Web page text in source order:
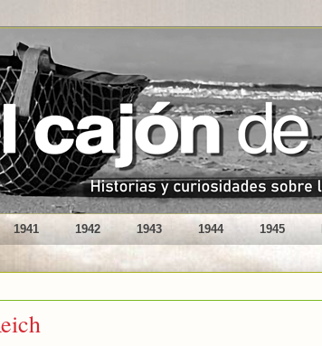
1941 1942 1943 1944 1945